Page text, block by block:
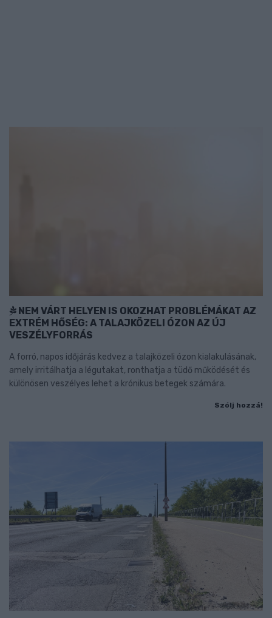
NEM VÁRT HELYEN IS OKOZHAT PROBLÉMÁKAT AZ
EXTRÉM HŐSÉG: A TALAJKÖZELI ÓZON AZ ÚJ
VESZÉLYFORRÁS
A forró, napos időjárás kedvez a talajközeli ózon kialakulásának,
amely irritálhatja a légutakat, ronthatja a tüdő működését és
különösen veszélyes lehet a krónikus betegek számára.
Szólj hozzá!